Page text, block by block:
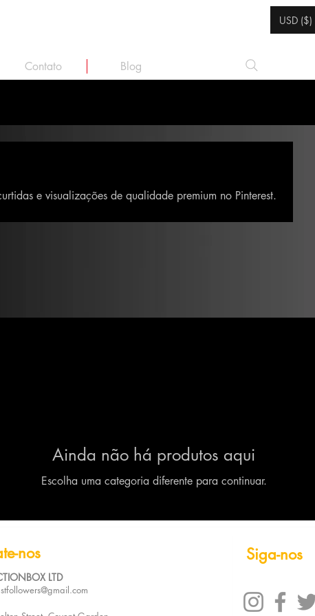
Contato Blog
USD ($)
e visualizações de qualidade premium no Pinterest.
Ainda não há produtos aqui
Escolha uma categoria diferente para continuar.
Siga-nos
nos
LTD